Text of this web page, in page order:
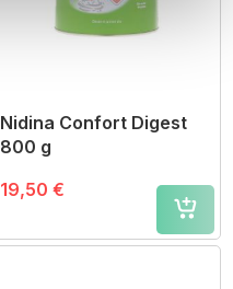
Nidina Confort Digest
800 g
19,50 €